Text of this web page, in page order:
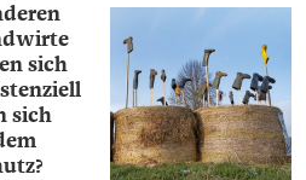
sich
sich